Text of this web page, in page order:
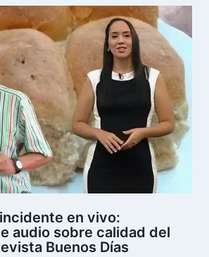
en vivo:
audio sobre calidad del
Buenos Días